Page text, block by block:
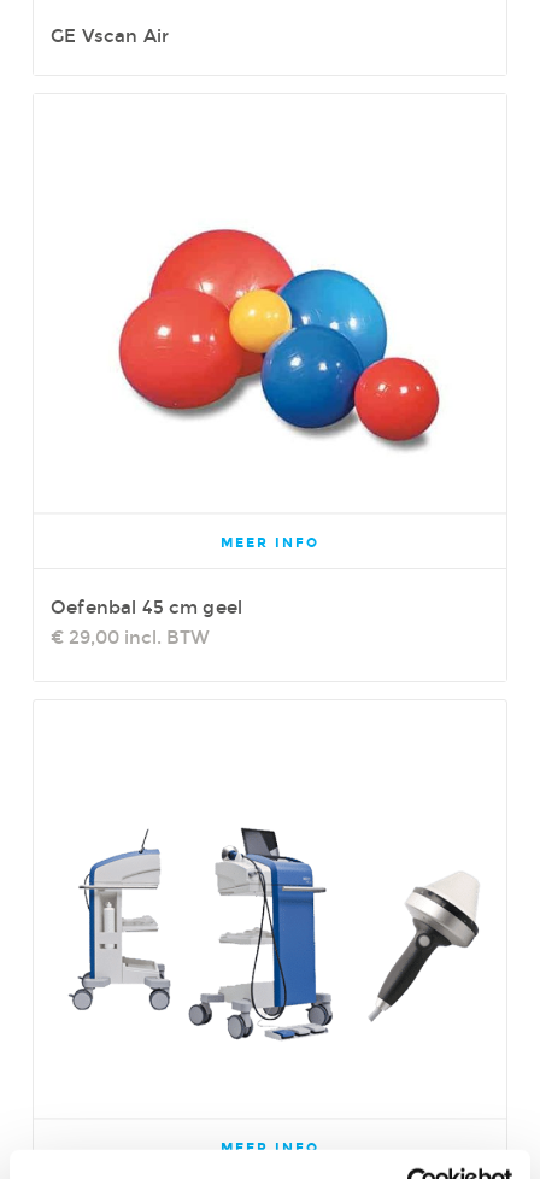
GE Vscan Air
MEER INFO
Oefenbal 45 cm geel
€ 29,00 incl. BTW
MEER INFO